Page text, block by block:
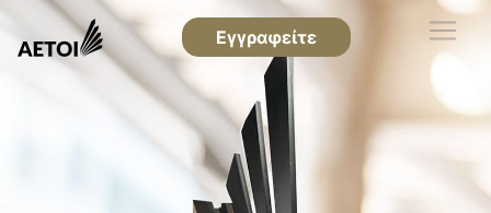
Εγγραφείτε